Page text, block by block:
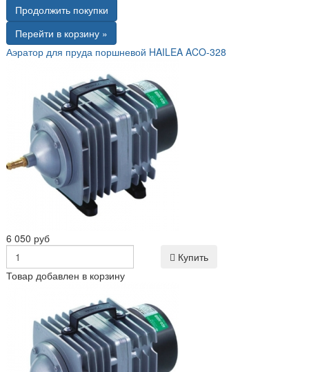
Продолжить покупки
Перейти в корзину »
Аэратор для пруда поршневой HAILEA ACO-328
6 050 руб
Купить
Товар добавлен в корзину